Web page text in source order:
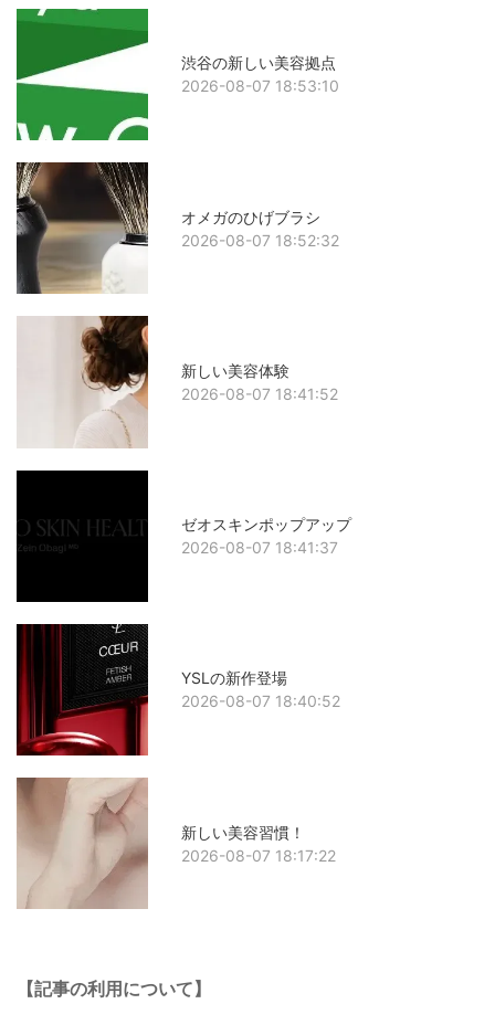
渋谷の新しい美容拠点
2026-08-07 18:53:10
オメガのひげブラシ
2026-08-07 18:52:32
新しい美容体験
2026-08-07 18:41:52
ゼオスキンポップアップ
2026-08-07 18:41:37
YSLの新作登場
2026-08-07 18:40:52
新しい美容習慣！
2026-08-07 18:17:22
【記事の利用について】